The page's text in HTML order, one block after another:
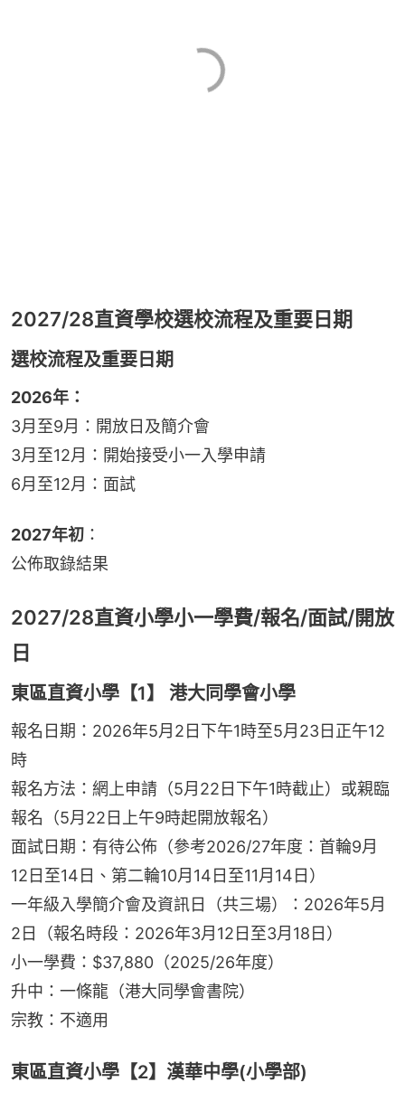
2027/28直資學校選校流程及重要日期
選校流程及重要日期
2026年：
3月至9月：開放日及簡介會
3月至12月：開始接受小一入學申請
6月至12月：面試
2027年初 ：
公佈取錄結果
2027/28直資小學小一學費/報名/面試/開放
日
東區直資小學【1】 港大同學會小學
報名日期：2026年5月2日下午1時至5月23日正午12
時
報名方法：網上申請（5月22日下午1時截止）或親臨
報名（5月22日上午9時起開放報名）
面試日期：有待公佈（參考2026/27年度：首輪9月
12日至14日、第二輪10月14日至11月14日）
一年級入學簡介會及資訊日（共三場）：2026年5月
2日（報名時段：2026年3月12日至3月18日）
小一學費：$37,880（2025/26年度）
升中：一條龍（港大同學會書院）
宗教：不適用
東區直資小學【2】漢華中學(小學部)